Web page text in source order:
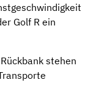
Golf R ein
stehen